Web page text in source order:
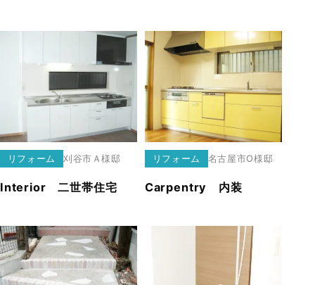
リフォーム 刈谷市 Ａ様邸
Interior 二世帯住宅
リフォーム 名古屋市O様邸
Carpentry 内装